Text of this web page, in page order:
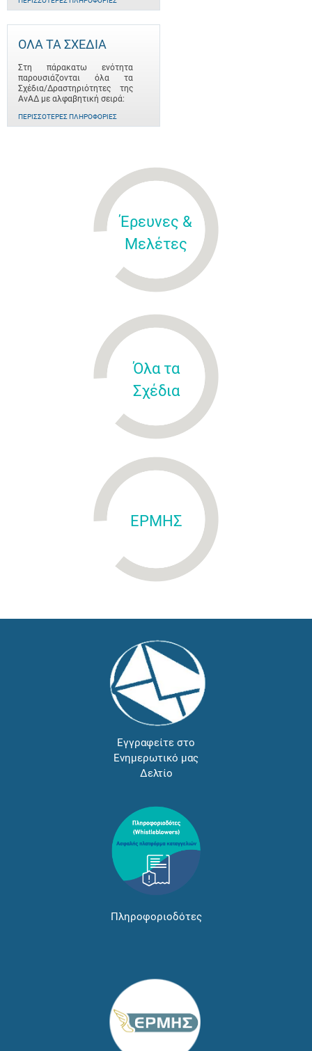
ΟΛΑ ΤΑ ΣΧΕΔΙΑ
Στη πάρακατω ενότητα
παρουσιάζονται όλα τα
Σχέδια/Δραστηριότητες της
ΑνΑΔ με αλφαβητική σειρά:
ΠΕΡΙΣΣΌΤΕΡΕΣ ΠΛΗΡΟΦΟΡΊΕΣ
Έρευνες &
Μελέτες
Όλα τα
Σχέδια
ΕΡΜΗΣ
Εγγραφείτε στο
Ενημερωτικό μας
Δελτίο
Πληροφοριοδότες